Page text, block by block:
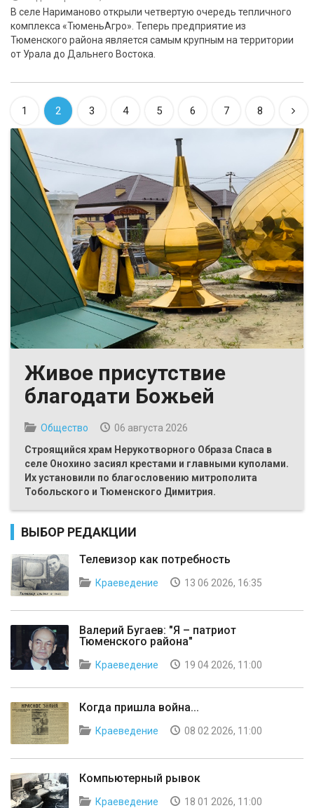
В селе Нариманово открыли четвертую очередь тепличного
комплекса «ТюменьАгро». Теперь предприятие из
Тюменского района является самым крупным на территории
от Урала до Дальнего Востока.
1 2 3 4 5 6 7 8
Живое присутствие
благодати Божьей
Общество
06 августа 2026
Строящийся храм Нерукотворного Образа Спаса в
селе Онохино засиял крестами и главными куполами.
Их установили по благословению митрополита
Тобольского и Тюменского Димитрия.
ВЫБОР РЕДАКЦИИ
Телевизор как потребность
Краеведение 13 06 2026, 16:35
Валерий Бугаев: "Я – патриот
Тюменского района"
Краеведение 19 04 2026, 11:00
Когда пришла война...
Краеведение 08 02 2026, 11:00
Компьютерный рывок
Краеведение 18 01 2026, 11:00